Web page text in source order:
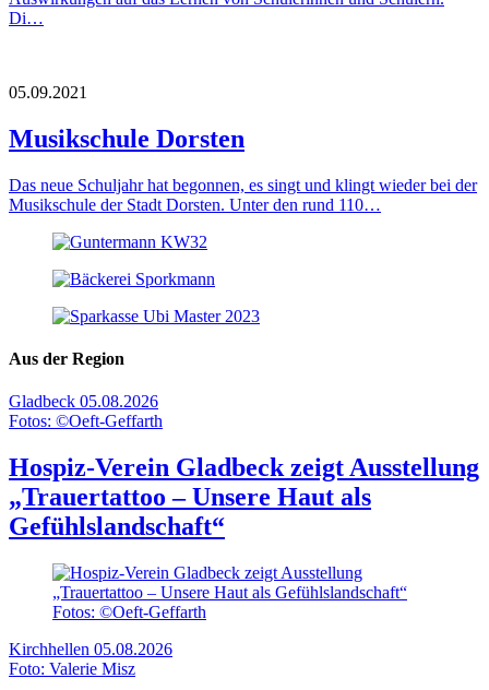
Di…
05.09.2021
Musikschule Dorsten
Das neue Schuljahr hat begonnen, es singt und klingt wieder bei der
Musikschule der Stadt Dorsten. Unter den rund 110…
Aus der Region
Gladbeck 05.08.2026
Fotos: ©Oeft-Geffarth
Hospiz-Verein Gladbeck zeigt Ausstellung
„Trauertattoo – Unsere Haut als
Gefühlslandschaft“
Fotos: ©Oeft-Geffarth
Kirchhellen 05.08.2026
Foto: Valerie Misz